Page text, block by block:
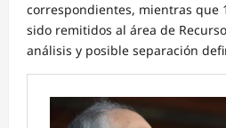
correspondientes, mientras que
sido remitidos al área de
análisis y posible separación